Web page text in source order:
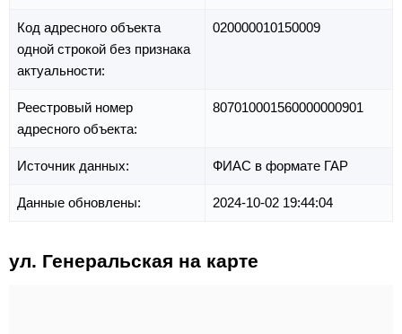
Код адресного объекта
одной строкой без признака
актуальности:
020000010150009
Реестровый номер
адресного объекта:
807010001560000000901
Источник данных: ФИАС в формате ГАР
Данные обновлены: 2024-10-02 19:44:04
ул. Генеральская на карте